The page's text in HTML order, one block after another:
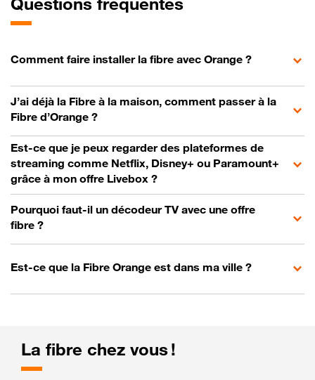
Comment faire installer la fibre avec Orange ?
J’ai déjà la Fibre à la maison, comment passer à la
Fibre d’Orange ?
Est-ce que je peux regarder des plateformes de
streaming comme Netflix, Disney+ ou Paramount+
grâce à mon offre Livebox ?
Pourquoi faut-il un décodeur TV avec une offre
fibre ?
Est-ce que la Fibre Orange est dans ma ville ?
La fibre chez vous !